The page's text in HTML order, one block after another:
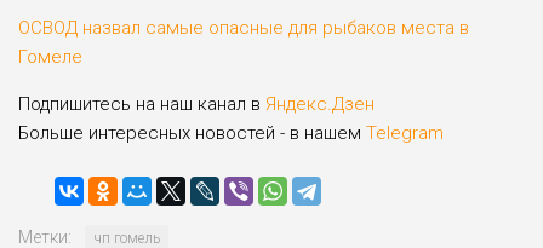
ОСВОД назвал самые опасные для рыбаков места в
Гомеле
Подпишитесь на наш канал в Яндекс.Дзен
Больше интересных новостей - в нашем Telegram
Метки: чп гомель